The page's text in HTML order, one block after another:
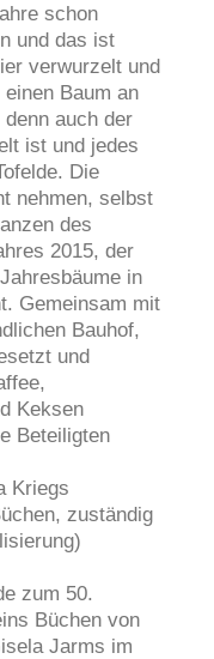
schon
und das ist
verwurzelt und
Baum an
auch der
ist und jedes
Die
nehmen, selbst
des
2015, der
in
Gemeinsam mit
Bauhof,
und
Keksen
Beteiligten
Kriegs
zuständig
zum 50.
Büchen von
Jarms im